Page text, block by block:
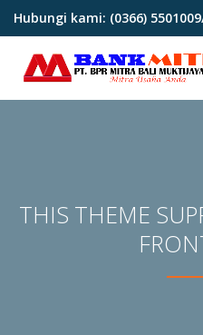
konten
Hubungi kami: (0366)
THIS THEME